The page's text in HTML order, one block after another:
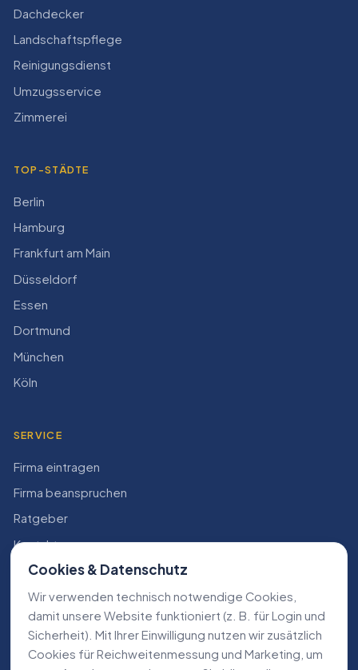
Dachdecker
Landschaftspflege
Reinigungsdienst
Umzugsservice
Zimmerei
TOP-STÄDTE
Berlin
Hamburg
Frankfurt am Main
Düsseldorf
Essen
Dortmund
München
Köln
SERVICE
Firma eintragen
Firma beanspruchen
Ratgeber
Kontakt
Konto
RECHTLICHES
Impressum
Datenschutz
Cookies & Datenschutz
Wir verwenden technisch notwendige Cookies,
damit unsere Website funktioniert (z. B. für Login und
Sicherheit). Mit Ihrer Einwilligung nutzen wir zusätzlich
Cookies für Reichweiten­messung und Marketing, um